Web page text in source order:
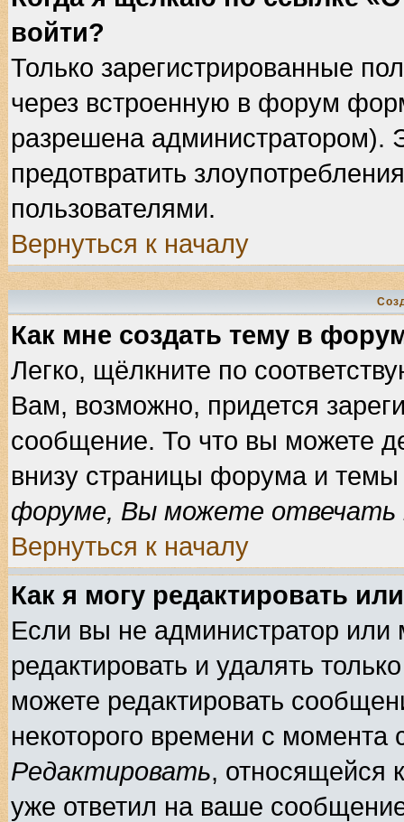
войти?
Только зарегистрированные
через встроенную в форум
разрешена администратором).
предотвратить
пользователями.
Вернуться к началу
Как мне создать тему в
Легко, щёлкните по
Вам, возможно, придется
сообщение. То что вы можете
внизу страницы форума и темы
форуме, Вы можете отвечать
Вернуться к началу
Как я могу редактировать
Если вы не администратор
редактировать и удалять
можете редактировать
некоторого времени с момента
Редактировать, относящейся
уже ответил на ваше